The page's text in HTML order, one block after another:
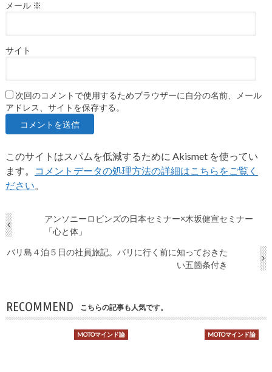
メール ※
サイト
次回のコメントで使用するためブラウザーに自分の名前、メール
アドレス、サイトを保存する。
このサイトはスパムを低減するために Akismet を使ってい
ます。
コメントデータの処理方法の詳細はこちらをご覧く
ださい。
アンソニーロビンズの日本セミナー×木坂健宣セミナー
「心と体」
バリ島４泊５日の社員旅記。バリに行く前に知っておきた
い五箇条付き
RECOMMEND こちらの記事も人気です。
MOTOマインド論 MOTOマインド論